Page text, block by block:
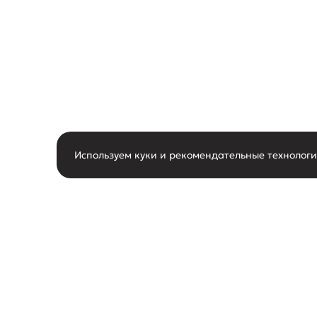
Используем куки и рекомендательные